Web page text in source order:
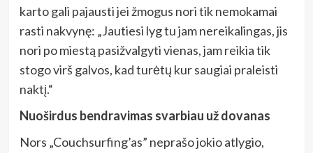
karto gali pajausti jei žmogus nori tik nemokamai
rasti nakvynę: „Jautiesi lyg tu jam nereikalingas, jis
nori po miestą pasižvalgyti vienas, jam reikia tik
stogo virš galvos, kad turėtų kur saugiai praleisti
naktį.“
Nuoširdus bendravimas svarbiau už dovanas
Nors „Couchsurfing’as” neprašo jokio atlygio,